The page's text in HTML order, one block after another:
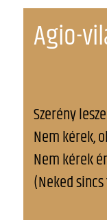
Agio-
Szerény
Nem kérek,
Nem kérek
(Neked